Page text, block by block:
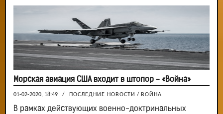
Морская авиация США входит в штопор - «Война»
01-02-2020, 18:49 / ПОСЛЕДНИЕ НОВОСТИ / ВОЙНА
В рамках действующих военно-доктринальных